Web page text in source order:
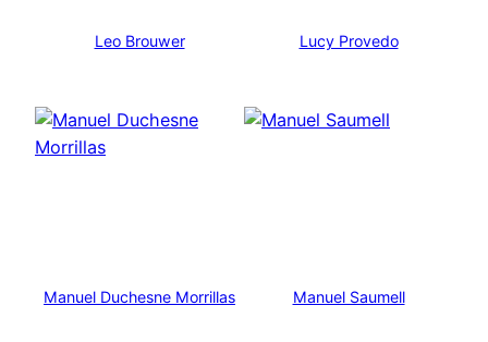
Leo Brouwer Lucy Provedo
Manuel Duchesne Morrillas Manuel Saumell